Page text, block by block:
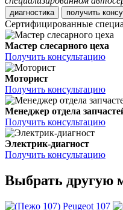
диагностика получить
Сертифицированные
Мастер слесарного цеха
Получить консультацию
Моторист
Получить консультацию
Менеджер отдела
Получить консультацию
Электрик-диагност
Получить консультацию
Выбрать другую
Peugeot 107